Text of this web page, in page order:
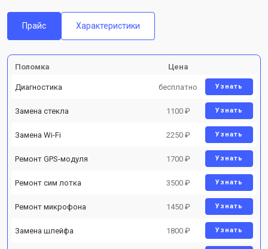
Прайс Характеристики
Поломка Цена
Диагностика бесплатно Узнать
Замена стекла 1100 ₽ Узнать
Замена Wi-Fi 2250 ₽ Узнать
Ремонт GPS-модуля 1700 ₽ Узнать
Ремонт сим лотка 3500 ₽ Узнать
Ремонт микрофона 1450 ₽ Узнать
Замена шлейфа 1800 ₽ Узнать